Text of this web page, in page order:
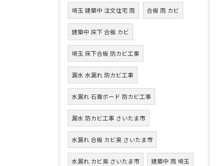
埼玉 建築中 注文住宅 雨 合板 雨 カビ
建築中 床下 合板 カビ
埼玉 床下合板 防カビ工事
漏水 水漏れ 防カビ工事
水漏れ 石膏ボード 防カビ工事
漏水 防カビ工事 さいたま市
水漏れ 合板 カビ臭 さいたま市
水漏れ カビ臭 さいたま市 建築中 雨 埼玉